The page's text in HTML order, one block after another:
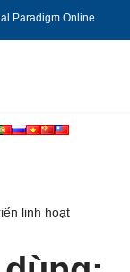
Paradigm Online
linh hoạt